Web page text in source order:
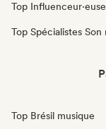
Top
Top Spécialistes Son
Top Brésil musique